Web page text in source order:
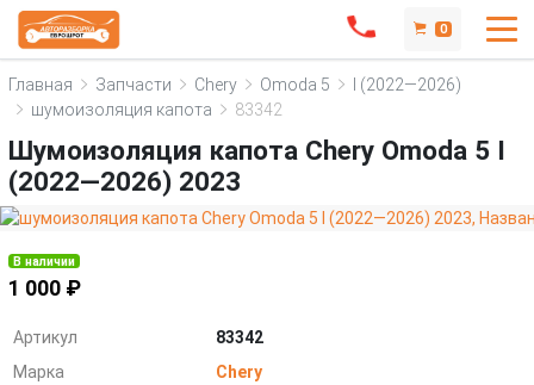
0
Главная Запчасти Chery Omoda 5
I (2022—2026)
шумоизоляция капота
83342
Шумоизоляция капота Chery Omoda 5 I
(2022—2026) 2023
В наличии
1 000 ₽
Артикул
83342
Марка
Chery